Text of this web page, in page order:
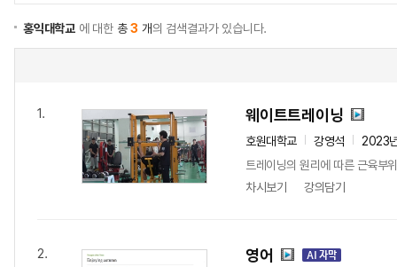
홍익대학교 에 대한 총3 개의 검색결과가 있습니다.
1. 웨이트트레이닝
호원대학교 강영석
2023
트레이닝의 원리에 따른 근육부
차시보기
강의담기
2. 영어